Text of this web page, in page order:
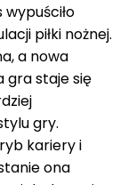
piłki nożnej.
a nowa
gra staje się
gry.
kariery i
ona